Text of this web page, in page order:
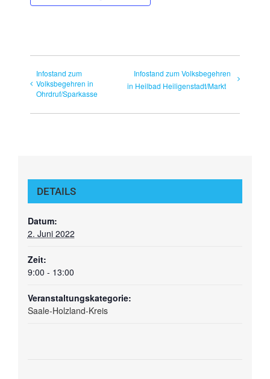
Infostand zum
Volksbegehren in
Ohrdruf/Sparkasse
Infostand zum Volksbegehren
in Heilbad Heiligenstadt/Markt
DETAILS
Datum:
2. Juni 2022
Zeit:
9:00 - 13:00
Veranstaltungskategorie:
Saale-Holzland-Kreis